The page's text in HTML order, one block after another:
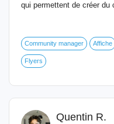
qui permettent de créer du
Community manager Affiche
Flyers
Quentin R.